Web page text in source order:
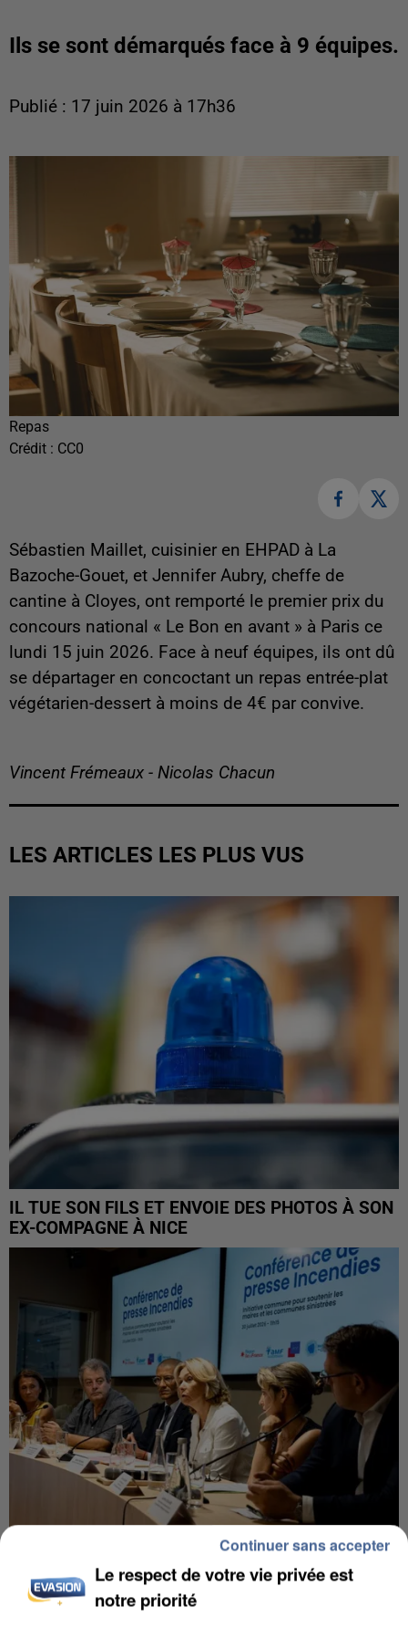
Ils se sont démarqués face à 9 équipes.
Publié : 17 juin 2026 à 17h36
Repas
Crédit : CC0
Sébastien Maillet, cuisinier en EHPAD à La
Bazoche-Gouet, et Jennifer Aubry, cheffe de
cantine à Cloyes, ont remporté le premier prix du
concours national « Le Bon en avant » à Paris ce
lundi 15 juin 2026. Face à neuf équipes, ils ont dû
se départager en concoctant un repas entrée-plat
végétarien-dessert à moins de 4€ par convive.
Vincent Frémeaux - Nicolas Chacun
LES ARTICLES LES PLUS VUS
IL TUE SON FILS ET ENVOIE DES PHOTOS À SON
EX-COMPAGNE À NICE
INCENDIES : L’ÎLE-DE-FRANCE LANCE UN ÉLAN
DE SOLIDARITÉ AVEC LES...
Le respect de votre vie privée est
notre priorité
Continuer sans accepter